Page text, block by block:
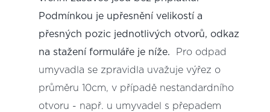
Podmínkou je upřesnění velikostí a
přesných pozic jednotlivých otvorů, odkaz
na stažení formuláře je níže.
Pro odpad
umyvadla se zpravidla uvažuje výřez o
průměru 10cm, v případě nestandardního
otvoru - např. u umyvadel s přepadem